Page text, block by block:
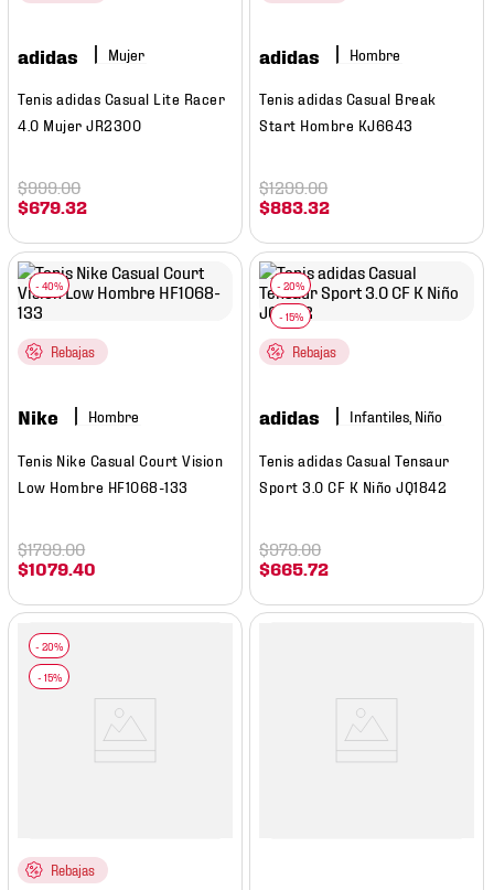
adidas Mujer
Tenis adidas Casual Lite Racer
4.0 Mujer JR2300
$679.32
$999.00
adidas Hombre
Tenis adidas Casual Break
Start Hombre KJ6643
$883.32
$1299.00
Rebajas
Nike Hombre
Tenis Nike Casual Court Vision
Low Hombre HF1068-133
$1079 .40
$1799.00
Rebajas
adidas Infantiles, Niño
Tenis adidas Casual Tensaur
Sport 3.0 CF K Niño JQ1842
$665 .72
$979.00
Rebajas
8.
mochilas
10. tenis nike